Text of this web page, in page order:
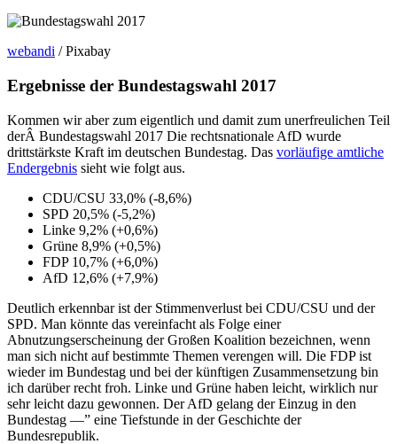
webandi / Pixabay
Ergebnisse der Bundestagswahl 2017
Kommen wir aber zum eigentlich und damit zum unerfreulichen Teil
derÂ Bundestagswahl 2017 Die rechtsnationale AfD wurde
drittstärkste Kraft im deutschen Bundestag. Das vorläufige amtliche
Endergebnis sieht wie folgt aus.
CDU/CSU 33,0% (-8,6%)
SPD 20,5% (-5,2%)
Linke 9,2% (+0,6%)
Grüne 8,9% (+0,5%)
FDP 10,7% (+6,0%)
AfD 12,6% (+7,9%)
Deutlich erkennbar ist der Stimmenverlust bei CDU/CSU und der
SPD. Man könnte das vereinfacht als Folge einer
Abnutzungserscheinung der Großen Koalition bezeichnen, wenn
man sich nicht auf bestimmte Themen verengen will. Die FDP ist
wieder im Bundestag und bei der künftigen Zusammensetzung bin
ich darüber recht froh. Linke und Grüne haben leicht, wirklich nur
sehr leicht dazu gewonnen. Der AfD gelang der Einzug in den
Bundestag —” eine Tiefstunde in der Geschichte der
Bundesrepublik.